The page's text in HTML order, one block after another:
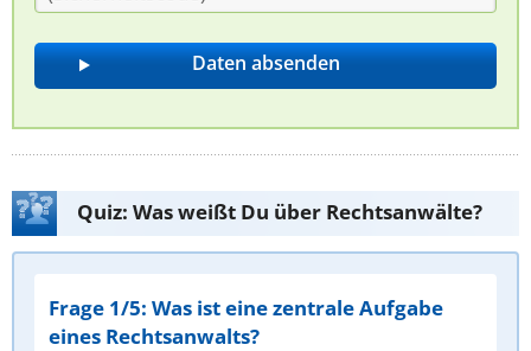
Quiz: Was weißt Du über Rechtsanwälte?
Frage 1/5: Was ist eine zentrale Aufgabe
eines Rechtsanwalts?